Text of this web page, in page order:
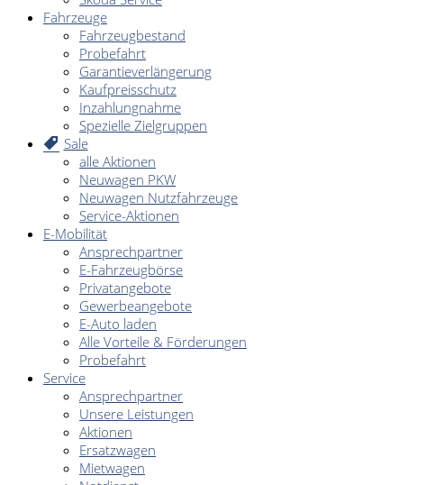
Fahrzeuge
Fahrzeugbestand
Probefahrt
Garantieverlängerung
Kaufpreisschutz
Inzahlungnahme
Spezielle Zielgruppen
Sale
alle Aktionen
Neuwagen PKW
Neuwagen Nutzfahrzeuge
Service-Aktionen
E-Mobilität
Ansprechpartner
E-Fahrzeugbörse
Privatangebote
Gewerbeangebote
E-Auto laden
Alle Vorteile & Förderungen
Probefahrt
Service
Ansprechpartner
Unsere Leistungen
Aktionen
Ersatzwagen
Mietwagen